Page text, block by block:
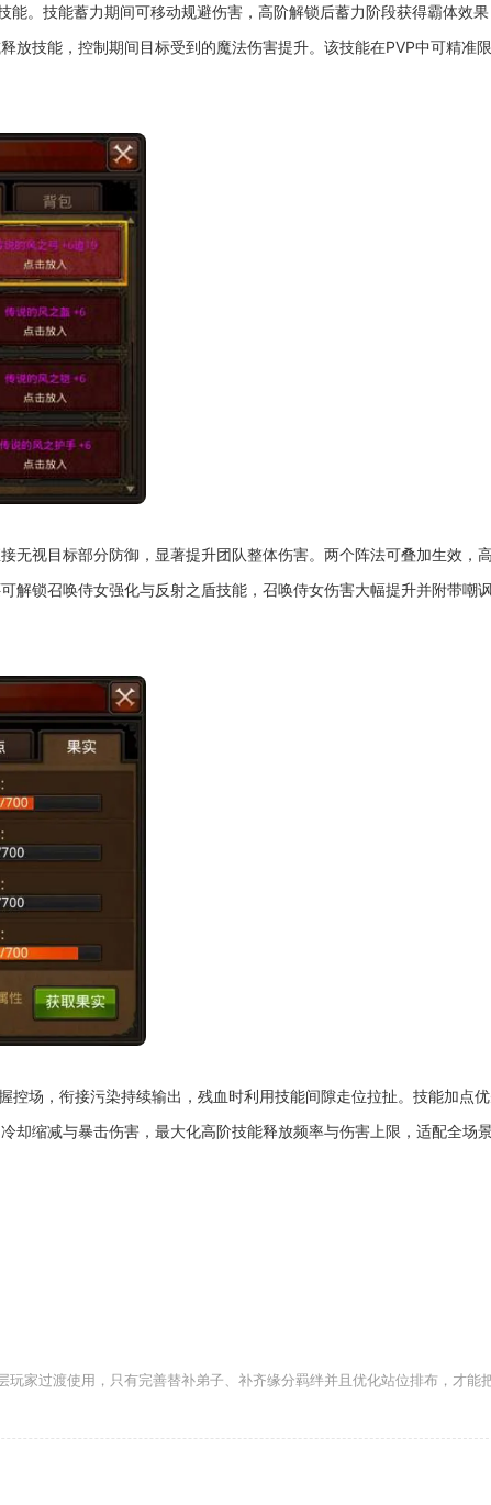
。技能蓄力期间可移动规避伤害，高阶解锁后蓄力阶段获得霸体效
放技能，控制期间目标受到的魔法伤害提升。该技能在PVP中可精准
无视目标部分防御，显著提升团队整体伤害。两个阵法可叠加生效，
解锁召唤侍女强化与反射之盾技能，召唤侍女伤害大幅提升并附带嘲
场，衔接污染持续输出，残血时利用技能间隙走位拉扯。技能加点
却缩减与暴击伤害，最大化高阶技能释放频率与伤害上限，适配全场
家过渡使用，只有完善替补弟子、补齐缘分羁绊并且优化站位排布，才能